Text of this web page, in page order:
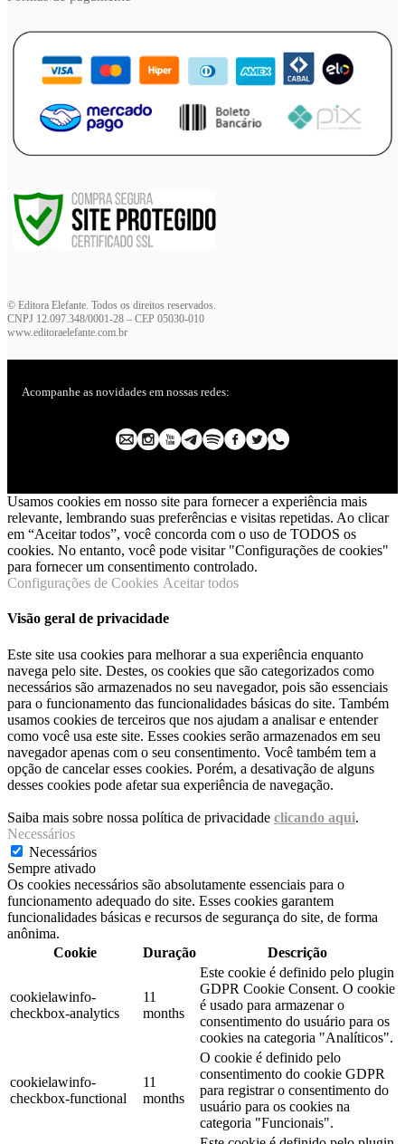
© Editora Elefante. Todos os direitos reservados.
CNPJ 12.097.348/0001-28 – CEP 05030-010
www.editoraelefante.com.br
Acompanhe as novidades em nossas redes:
Usamos cookies em nosso site para fornecer a experiência mais
relevante, lembrando suas preferências e visitas repetidas. Ao clicar
em “Aceitar todos”, você concorda com o uso de TODOS os
cookies. No entanto, você pode visitar "Configurações de cookies"
para fornecer um consentimento controlado.
Configurações de Cookies Aceitar todos
Visão geral de privacidade
Este site usa cookies para melhorar a sua experiência enquanto
navega pelo site. Destes, os cookies que são categorizados como
necessários são armazenados no seu navegador, pois são essenciais
para o funcionamento das funcionalidades básicas do site. Também
usamos cookies de terceiros que nos ajudam a analisar e entender
como você usa este site. Esses cookies serão armazenados em seu
navegador apenas com o seu consentimento. Você também tem a
opção de cancelar esses cookies. Porém, a desativação de alguns
desses cookies pode afetar sua experiência de navegação.
Saiba mais sobre nossa política de privacidade clicando aqui.
Necessários
Necessários
Sempre ativado
Os cookies necessários são absolutamente essenciais para o
funcionamento adequado do site. Esses cookies garantem
funcionalidades básicas e recursos de segurança do site, de forma
anônima.
Cookie
Duração Descrição
cookielawinfo-
checkbox-analytics
11
months
Este cookie é definido pelo plugin
GDPR Cookie Consent. O cookie
é usado para armazenar o
consentimento do usuário para os
cookies na categoria "Analíticos".
cookielawinfo-
checkbox-functional
11
months
O cookie é definido pelo
consentimento do cookie GDPR
para registrar o consentimento do
usuário para os cookies na
categoria "Funcionais".